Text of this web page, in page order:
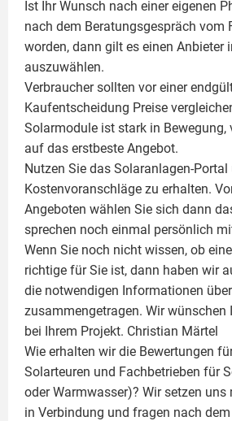
Ist Ihr Wunsch nach einer eigenen
nach dem Beratungsgespräch vom
worden, dann gilt es einen Anbieter
auszuwählen.
Verbraucher sollten vor einer
Kaufentscheidung Preise
Solarmodule ist stark in Bewegung,
auf das erstbeste Angebot.
Nutzen Sie das Solaranlagen-
Kostenvoranschläge zu erhalten.
Angeboten wählen Sie sich dann
sprechen noch einmal persönlich
Wenn Sie noch nicht wissen, ob eine
richtige für Sie ist, dann haben wir
die notwendigen Informationen
zusammengetragen. Wir wünschen
bei Ihrem Projekt. Christian Märtel
Wie erhalten wir die Bewertungen
Solarteuren und Fachbetrieben für
oder Warmwasser)? Wir setzen
in Verbindung und fragen nach